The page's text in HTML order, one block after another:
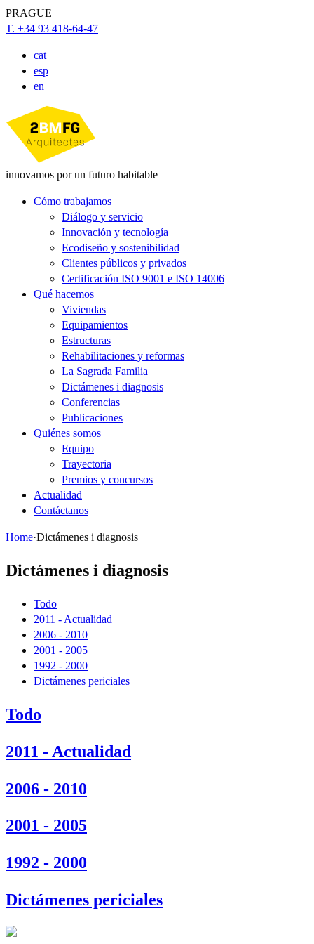
PRAGUE
T. +34 93 418-64-47
cat
esp
en
innovamos por un futuro habitable
Cómo trabajamos
Diálogo y servicio
Innovación y tecnología
Ecodiseño y sostenibilidad
Clientes públicos y privados
Certificación ISO 9001 e ISO 14006
Qué hacemos
Viviendas
Equipamientos
Estructuras
Rehabilitaciones y reformas
La Sagrada Familia
Dictámenes i diagnosis
Conferencias
Publicaciones
Quiénes somos
Equipo
Trayectoria
Premios y concursos
Actualidad
Contáctanos
Home·Dictámenes i diagnosis
Dictámenes i diagnosis
Todo
2011 - Actualidad
2006 - 2010
2001 - 2005
1992 - 2000
Dictámenes periciales
Todo
2011 - Actualidad
2006 - 2010
2001 - 2005
1992 - 2000
Dictámenes periciales